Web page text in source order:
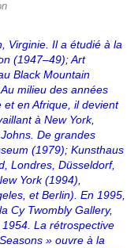
Virginie. Il a étudié à la
(1947–49); Art
Black Mountain
Au milieu des années
en Afrique, il devient
à New York,
De grandes
(1979); Kunsthaus
Londres, Düsseldorf,
York (1994),
et Berlin). En 1995,
Cy Twombly Gallery,
La rétrospective
» ouvre à la